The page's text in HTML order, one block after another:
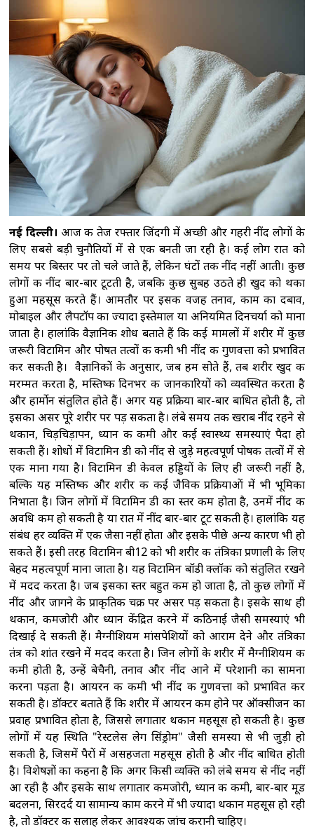
पुत‍िन ने सेना में क‍िए कई बड़े बदलाव, वरिष्ठ पदों पर
नियुक्तियों की घोषणा की
वाजेद जॉय ने पीएम मोदी का जताया आभार, बोले-
भारत ने दिया पूरा सम्मान
विक्रम मिस्री ने पीएम
हरिनी अमरसूर्या से की मुलाकात, भारत और श्रीलंका के
बीच सहयोग बढ़ाने पर चर्चा
पीठ में ऐंठन के बावजूद
बांग्लादेश के खिलाफ पहले टेस्ट के लिए उपलब्ध रहेंगे
इंग्लिश: कोच मैकडोनाल्ड
नई दिल्ली। आज की तेज रफ्तार जिंदगी में अच्छी और गहरी नींद लोगों के
लिए सबसे बड़ी चुनौतियों में से एक बनती जा रही है। कई लोग रात को
समय पर बिस्तर पर तो चले जाते हैं, लेकिन घंटों तक नींद नहीं आती। कुछ
लोगों की नींद बार-बार टूटती है, जबकि कुछ सुबह उठते ही खुद को थका
हुआ महसूस करते हैं। आमतौर पर इसकी वजह तनाव, काम का दबाव,
मोबाइल और लैपटॉप का ज्यादा इस्तेमाल या अनियमित दिनचर्या को माना
जाता है। हालांकि वैज्ञानिक शोध बताते हैं कि कई मामलों में शरीर में कुछ
जरूरी विटामिन और पोषत तत्वों की कमी भी नींद की गुणवत्ता को प्रभावित
कर सकती है। वैज्ञानिकों के अनुसार, जब हम सोते हैं, तब शरीर खुद की
मरम्मत करता है, मस्तिष्क दिनभर की जानकारियों को व्यवस्थित करता है
और हार्मोन संतुलित होते हैं। अगर यह प्रक्रिया बार-बार बाधित होती है, तो
इसका असर पूरे शरीर पर पड़ सकता है। लंबे समय तक खराब नींद रहने से
थकान, चिड़चिड़ापन, ध्यान की कमी और कई स्वास्थ्य समस्याएं पैदा हो
सकती हैं। शोधों में विटामिन डी को नींद से जुड़े महत्वपूर्ण पोषक तत्वों में से
एक माना गया है। विटामिन डी केवल हड्डियों के लिए ही जरूरी नहीं है,
बल्कि यह मस्तिष्क और शरीर की कई जैविक प्रक्रियाओं में भी भूमिका
निभाता है। जिन लोगों में विटामिन डी का स्तर कम होता है, उनमें नींद की
अवधि कम हो सकती है या रात में नींद बार-बार टूट सकती है। हालांकि यह
संबंध हर व्यक्ति में एक जैसा नहीं होता और इसके पीछे अन्य कारण भी हो
सकते हैं। इसी तरह विटामिन बी12 को भी शरीर की तंत्रिका प्रणाली के लिए
बेहद महत्वपूर्ण माना जाता है। यह विटामिन बॉडी क्लॉक को संतुलित रखने
में मदद करता है। जब इसका स्तर बहुत कम हो जाता है, तो कुछ लोगों में
नींद और जागने के प्राकृतिक चक्र पर असर पड़ सकता है। इसके साथ ही
थकान, कमजोरी और ध्यान केंद्रित करने में कठिनाई जैसी समस्याएं भी
दिखाई दे सकती हैं। मैग्नीशियम मांसपेशियों को आराम देने और तंत्रिका
तंत्र को शांत रखने में मदद करता है। जिन लोगों के शरीर में मैग्नीशियम की
कमी होती है, उन्हें बेचैनी, तनाव और नींद आने में परेशानी का सामना
करना पड़ता है। आयरन की कमी भी नींद की गुणवत्ता को प्रभावित कर
सकती है। डॉक्टर बताते हैं कि शरीर में आयरन कम होने पर ऑक्सीजन का
प्रवाह प्रभावित होता है, जिससे लगातार थकान महसूस हो सकती है। कुछ
लोगों में यह स्थिति "रेस्टलेस लेग सिंड्रोम" जैसी समस्या से भी जुड़ी हो
सकती है, जिसमें पैरों में असहजता महसूस होती है और नींद बाधित होती
है। विशेषज्ञों का कहना है कि अगर किसी व्यक्ति को लंबे समय से नींद नहीं
आ रही है और इसके साथ लगातार कमजोरी, ध्यान की कमी, बार-बार मूड
बदलना, सिरदर्द या सामान्य काम करने में भी ज्यादा थकान महसूस हो रही
है, तो डॉक्टर की सलाह लेकर आवश्यक जांच करानी चाहिए।